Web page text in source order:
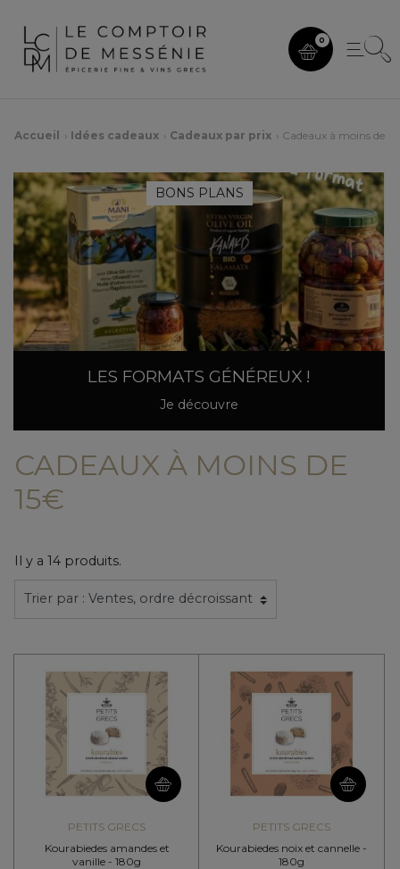
0
Accueil Idées cadeaux Cadeaux par prix Cadeaux à moins de
BONS PLANS
LES FORMATS GÉNÉREUX !
Je découvre
CADEAUX À MOINS DE
15€
Il y a 14 produits.
PETITS GRECS
Kourabiedes amandes et
vanille - 180g
PETITS GRECS
Kourabiedes noix et cannelle -
180g